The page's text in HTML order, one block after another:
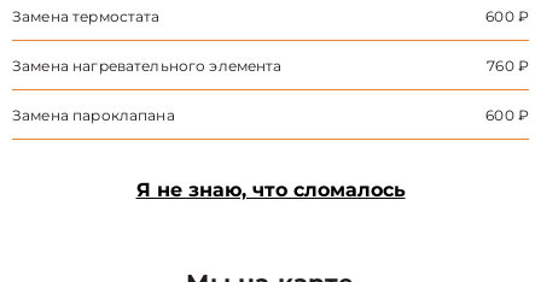
Замена термостата 600 ₽
Замена нагревательного элемента 760 ₽
Замена пароклапана 600 ₽
Я не знаю, что сломалось